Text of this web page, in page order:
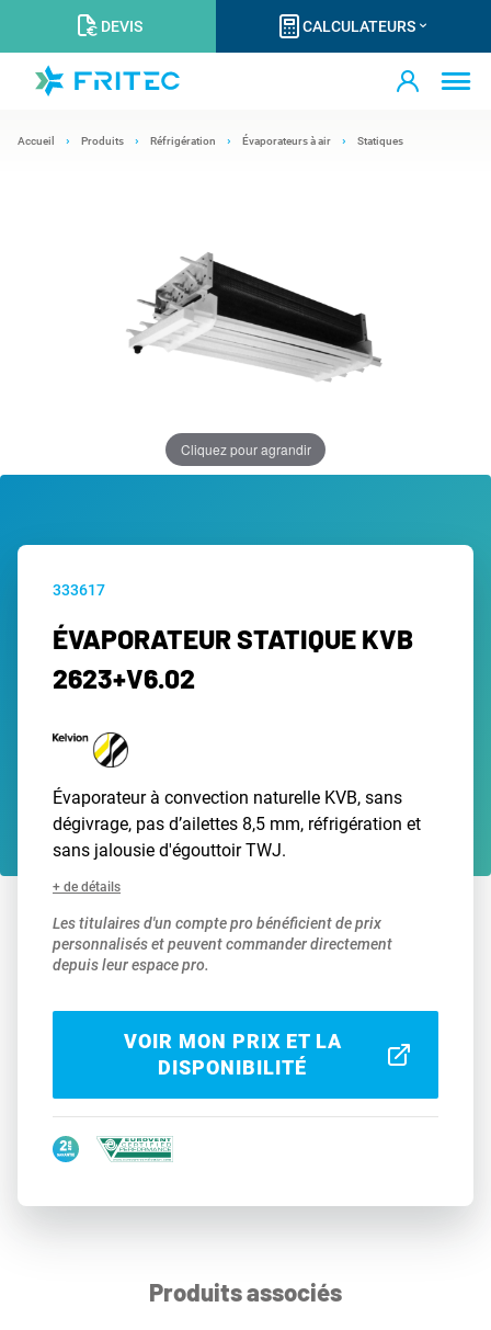
DEVIS CALCULATEURS
Accueil Produits Réfrigération Évaporateurs à air Statiques
Cliquez pour agrandir
333617
ÉVAPORATEUR STATIQUE KVB
2623+V6.02
Évaporateur à convection naturelle KVB, sans
dégivrage, pas d’ailettes 8,5 mm, réfrigération et
sans jalousie d'égouttoir TWJ.
+ de détails
Les titulaires d'un compte pro bénéficient de prix
personnalisés et peuvent commander directement
depuis leur espace pro.
VOIR MON PRIX ET LA
DISPONIBILITÉ
Produits associés